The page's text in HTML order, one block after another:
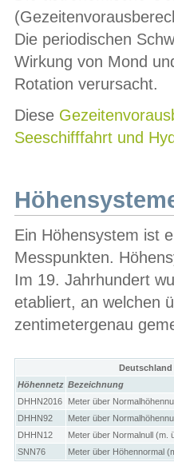
Die periodischen
Wirkung von Mond
Rotation verursacht.
Diese
Seeschifffahrt und
Ein Höhensystem ist
Messpunkten.
Im 19. Jahrhundert
etabliert, an welchen
zentimetergenau
Höhennetz Bezeichnung
DHHN2016
Meter über
DHHN92
Meter über
DHHN12
Meter über Normalnull (m.
SNN76
Meter über Höhennormal